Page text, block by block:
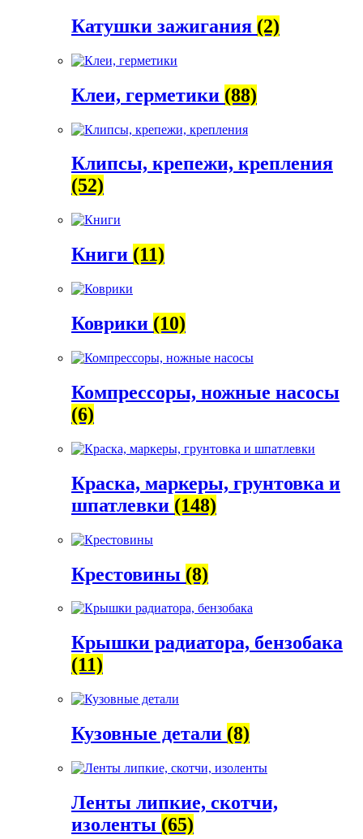
Катушки зажигания (2)
Клеи, герметики (88)
Клипсы, крепежи, крепления
(52)
Книги (11)
Коврики (10)
Компрессоры, ножные насосы
(6)
Краска, маркеры, грунтовка и
шпатлевки (148)
Крестовины (8)
Крышки радиатора, бензобака
(11)
Кузовные детали (8)
Ленты липкие, скотчи,
изоленты (65)